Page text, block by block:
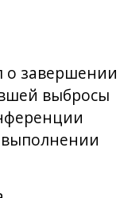
о завершении
выбросы
выполнении